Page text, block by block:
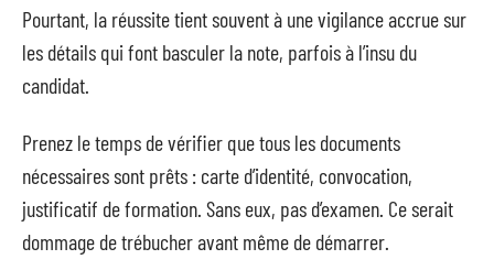
Pourtant, la réussite tient souvent à une vigilance accrue sur
les détails qui font basculer la note, parfois à l’insu du
candidat.
Prenez le temps de vérifier que tous les documents
nécessaires sont prêts : carte d’identité, convocation,
justificatif de formation. Sans eux, pas d’examen. Ce serait
dommage de trébucher avant même de démarrer.